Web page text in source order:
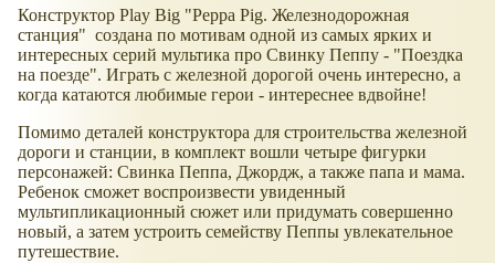
Конструктор Play Big "Peppa Pig. Железнодорожная
станция" создана по мотивам одной из самых ярких и
интересных серий мультика про Свинку Пеппу - "Поездка
на поезде". Играть с железной дорогой очень интересно, а
когда катаются любимые герои - интереснее вдвойне!
Помимо деталей конструктора для строительства железной
дороги и станции, в комплект вошли четыре фигурки
персонажей: Свинка Пеппа, Джордж, а также папа и мама.
Ребенок сможет воспроизвести увиденный
мультипликационный сюжет или придумать совершенно
новый, а затем устроить семейству Пеппы увлекательное
путешествие.